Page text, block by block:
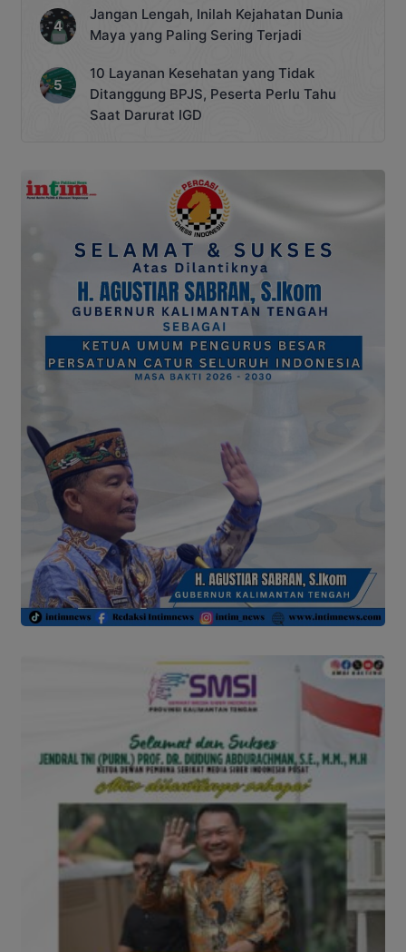
Jangan Lengah, Inilah Kejahatan Dunia
Maya yang Paling Sering Terjadi
10 Layanan Kesehatan yang Tidak
Ditanggung BPJS, Peserta Perlu Tahu
Saat Darurat IGD